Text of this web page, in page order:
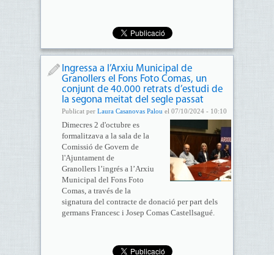
Ingressa a l’Arxiu Municipal de
Granollers el Fons Foto Comas, un
conjunt de 40.000 retrats d’estudi de
la segona meitat del segle passat
Publicat per Laura Casanovas Palou el 07/10/2024 - 10:10
Dimecres 2 d'octubre es
formalitzava a la sala de la
Comissió de Govern de
l'Ajuntament de
Granollers l’ingrés a l’Arxiu
Municipal del Fons Foto
Comas, a través de la
signatura del contracte de donació per part dels
germans Francesc i Josep Comas Castellsagué.